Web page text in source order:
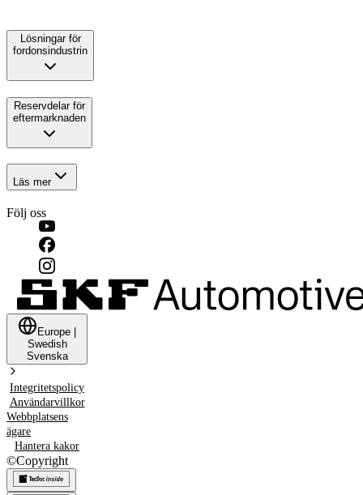
Lösningar för
fordonsindustrin
Reservdelar för
eftermarknaden
Läs mer
Följ oss
Europe
Swedish
Svenska
Integritetspolicy
Användarvillkor
Webbplatsens
ägare
Hantera kakor
©Copyright